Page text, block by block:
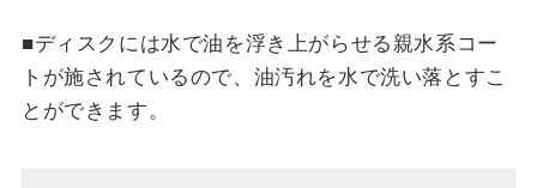
■ディスクには水で油を浮き上がらせる親水系コー
トが施されているので、油汚れを水で洗い落とすこ
とができます。